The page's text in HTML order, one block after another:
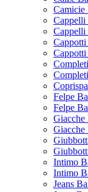
Camicie
Cappelli
Cappelli
Felpe
Felpe
Giacche
Giacche
Intimo
Intimo
Jeans